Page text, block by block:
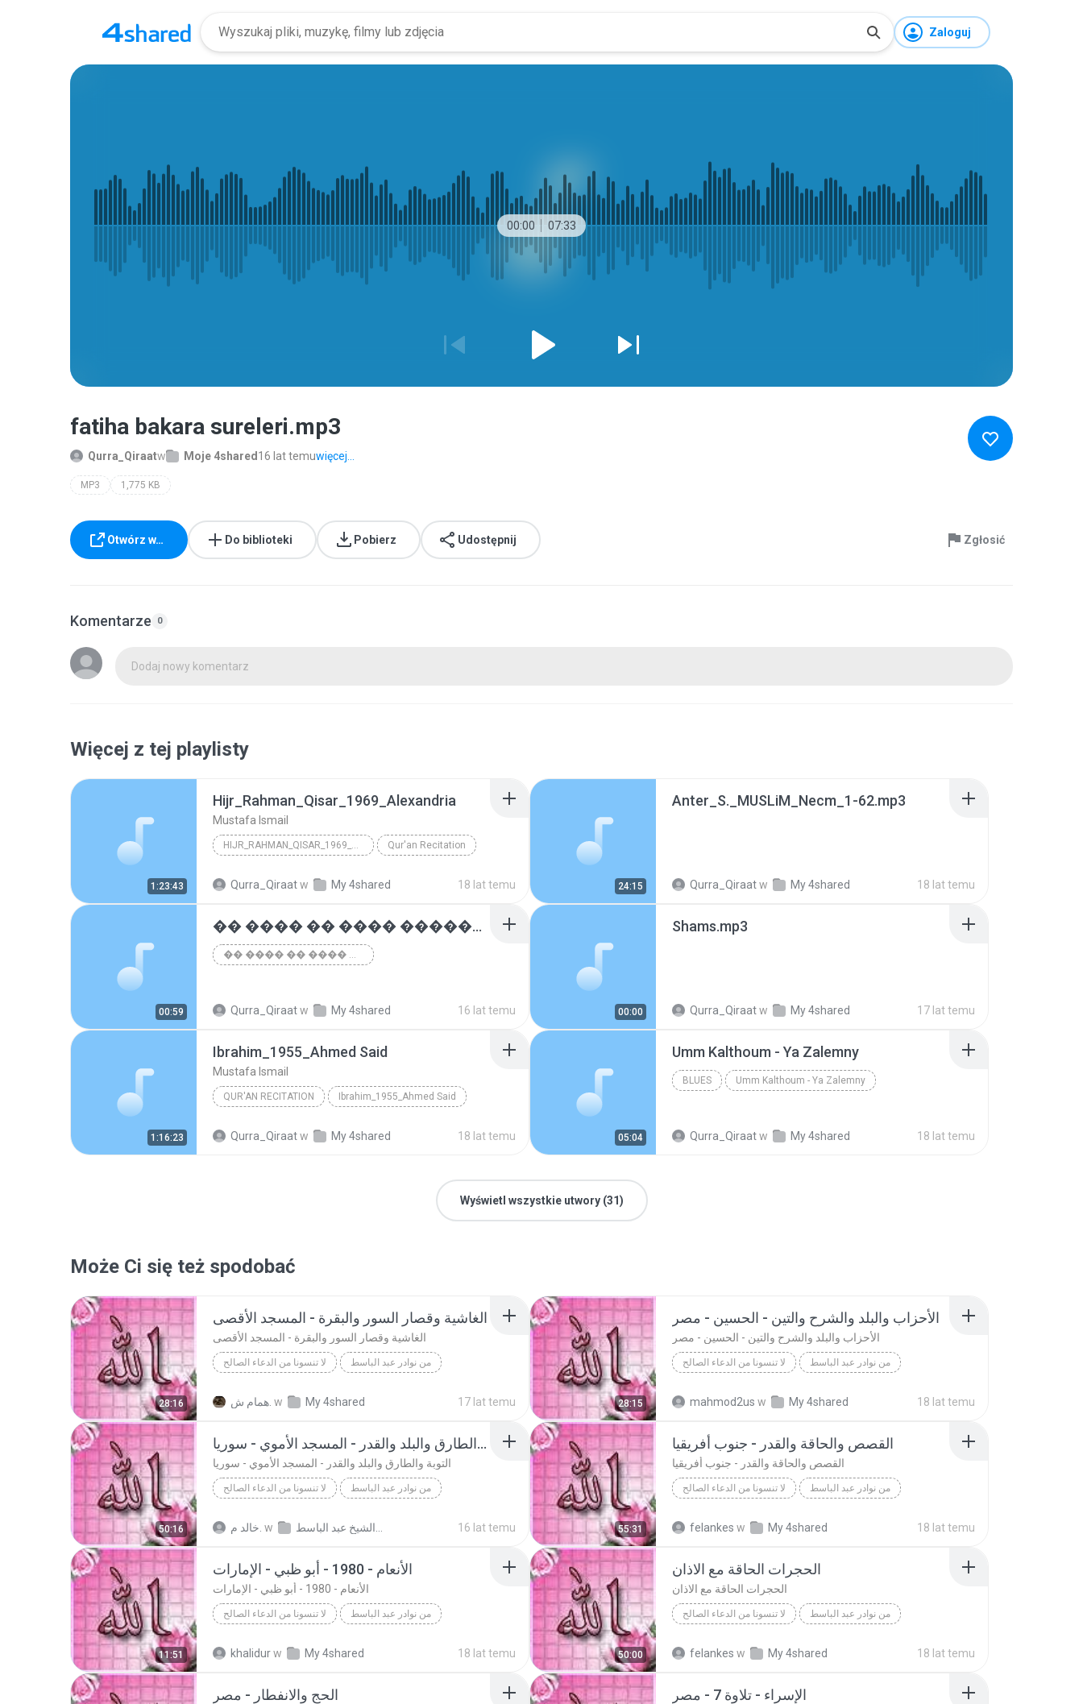
Zaloguj
00:00 07:33
fatiha bakara sureleri.mp3
Qurra_Qiraatw Moje 4shared 16 lat temuwięcej...
MP3 1,775 KB
Otwórz w… Do biblioteki Pobierz Udostępnij Zgłosić
Komentarze 0
Dodaj nowy komentarz
Więcej z tej playlisty
1:23:43
Hijr_Rahman_Qisar_1969_Alexandria
Mustafa Ismail
HIJR_RAHMAN_QISAR_1969_ALEXANDRIA Qur'an Recitation
Qurra_Qiraatw My 4shared 18 lat temu 24:15
Anter_S._MUSLiM_Necm_1-62.mp3
Qurra_Qiraatw My 4shared 18 lat temu
00:59
�� ���� �� ���� ������� :: ���� ��� �� ���� ����������
�� ���� �� ���� ������� :: ���� ��� �� ���� ������...
Qurra_Qiraatw My 4shared 16 lat temu 00:00
Shams.mp3
Qurra_Qiraatw My 4shared 17 lat temu
1:16:23
Ibrahim_1955_Ahmed Said
Mustafa Ismail
QUR'AN RECITATION Ibrahim_1955_Ahmed Said
Qurra_Qiraatw My 4shared 18 lat temu 05:04
Umm Kalthoum - Ya Zalemny
BLUES Umm Kalthoum - Ya Zalemny
Qurra_Qiraatw My 4shared 18 lat temu
Wyświetl wszystkie utwory (31)
Może Ci się też spodobać
28:16
الغاشية وقصار السور والبقرة - المسجد الأقصى
الغاشية وقصار السور والبقرة - المسجد الأقصى
لا تنسونا من الدعاء الصالح من نوادر عبد الباسط
w My 4shared 17 lat temu 28:15
الأحزاب والبلد والشرح والتين - الحسين - مصر
الأحزاب والبلد والشرح والتين - الحسين - مصر
لا تنسونا من الدعاء الصالح من نوادر عبد الباسط
mahmod2us w My 4shared 18 lat temu
50:16
التوبة والطارق والبلد والقدر - المسجد الأموي - سوريا
التوبة والطارق والبلد والقدر - المسجد الأموي - سوريا
لا تنسونا من الدعاء الصالح من نوادر عبد الباسط
w 16 lat temu 55:31
القصص والحاقة والقدر - جنوب أفريقيا
القصص والحاقة والقدر - جنوب أفريقيا
لا تنسونا من الدعاء الصالح من نوادر عبد الباسط
felankes w My 4shared 18 lat temu
11:51
الأنعام - 1980 - أبو ظبي - الإمارات
الأنعام - 1980 - أبو ظبي - الإمارات
لا تنسونا من الدعاء الصالح من نوادر عبد الباسط
khalidurw My 4shared 18 lat temu 50:00
الحجرات الحاقة مع الاذان
الحجرات الحاقة مع الاذان
لا تنسونا من الدعاء الصالح من نوادر عبد الباسط
felankes w My 4shared 18 lat temu
الحج والانفطار - مصر الإسراء - تلاوة 7 - مصر